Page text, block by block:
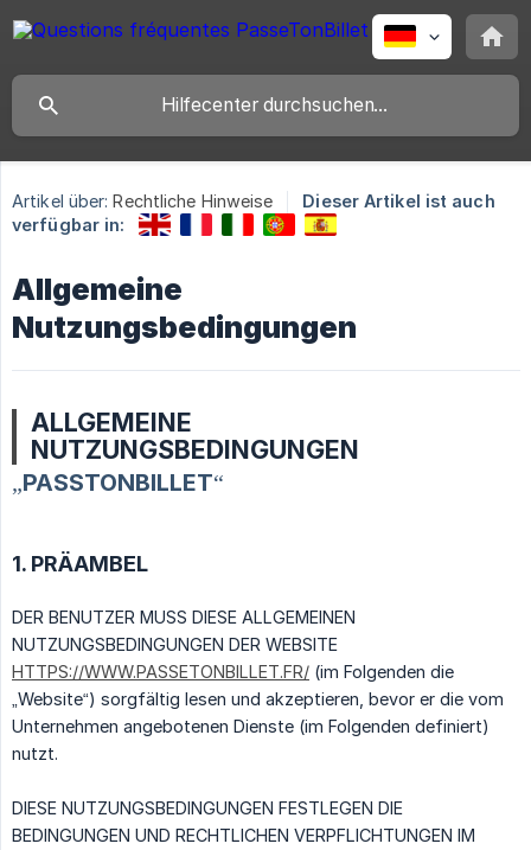
Artikel über: Rechtliche Hinweise
Dieser Artikel ist auch
verfügbar in:
Allgemeine
Nutzungsbedingungen
ALLGEMEINE
NUTZUNGSBEDINGUNGEN
„PASSTONBILLET“
1. PRÄAMBEL
DER BENUTZER MUSS DIESE ALLGEMEINEN
NUTZUNGSBEDINGUNGEN DER WEBSITE
HTTPS://WWW.PASSETONBILLET.FR/ (im Folgenden die
„Website“) sorgfältig lesen und akzeptieren, bevor er die vom
Unternehmen angebotenen Dienste (im Folgenden definiert)
nutzt.
DIESE NUTZUNGSBEDINGUNGEN FESTLEGEN DIE
BEDINGUNGEN UND RECHTLICHEN VERPFLICHTUNGEN IM